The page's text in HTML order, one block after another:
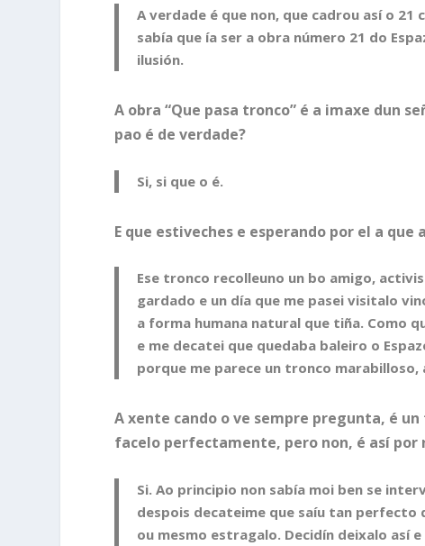
A verdade é que non, que cadrou así o
sabía que ía ser a obra número 21 do
ilusión.
A obra “Que pasa tronco” é a imaxe dun
pao é de verdade?
Si, si que o é.
E que estiveches e esperando por el a que
Ese tronco recolleuno un bo amigo,
gardado e un día que me pasei visitalo
a forma humana natural que tiña. Como
e me decatei que quedaba baleiro o
porque me parece un tronco
A xente cando o ve sempre pregunta, é
facelo perfectamente, pero non, é así por
Si. Ao principio non sabía moi ben se
despois decateime que saíu tan perfecto
ou mesmo estragalo. Decidín deixalo así